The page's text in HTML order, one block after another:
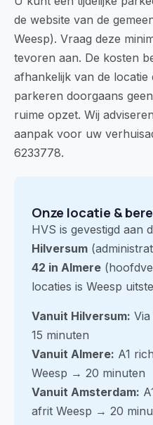
de website van de
Weesp). Vraag deze
tevoren aan. De kosten
afhankelijk van de locatie
parkeren doorgaans
ruime opzet. Wij
aanpak voor uw
6233778.
Onze locatie &
HVS is gevestigd aan
Hilversum
42 in Almere
locaties is Weesp
Vanuit Hilversum:
15 minuten
Vanuit Almere: A1
Weesp → 20 minuten
Vanuit Amsterdam:
afrit Weesp → 20